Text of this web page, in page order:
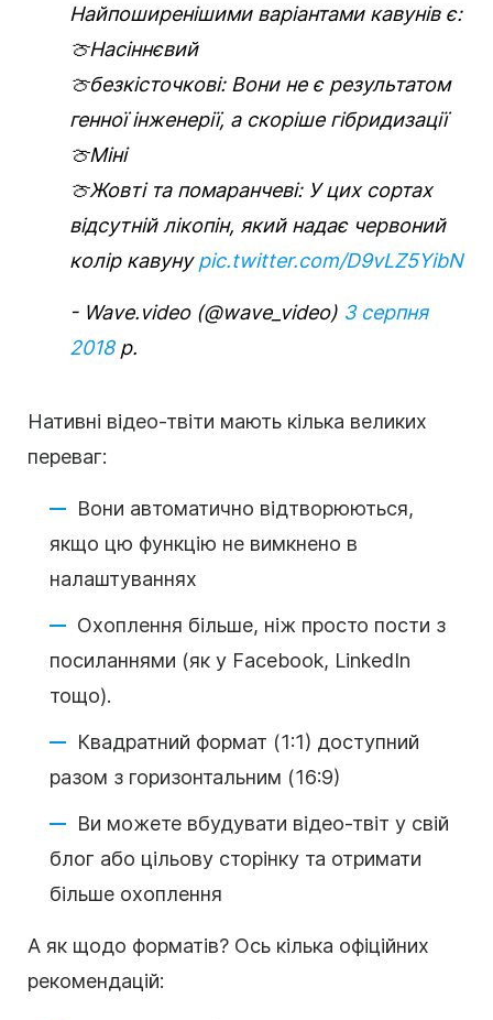
Найпоширенішими варіантами кавунів є:
🍈Насіннєвий
🍈безкісточкові: Вони не є результатом
генної інженерії, а скоріше гібридизації
🍈Міні
🍈Жовті та помаранчеві: У цих сортах
відсутній лікопін, який надає червоний
колір кавунуpic.twitter.com/D9vLZ5YibN
- Wave.video (@wave_video) 3 серпня
2018р.
Нативні відео-твіти мають кілька великих
переваг:
Вони автоматично відтворюються,
якщо цю функцію не вимкнено в
налаштуваннях
Охоплення більше, ніж просто пости з
посиланнями (як у Facebook, LinkedIn
тощо).
Квадратний формат (1:1) доступний
разом з горизонтальним (16:9)
Ви можете вбудувати відео-твіт у свій
блог або цільову сторінку та отримати
більше охоплення
А як щодо форматів? Ось кілька офіційних
рекомендацій: